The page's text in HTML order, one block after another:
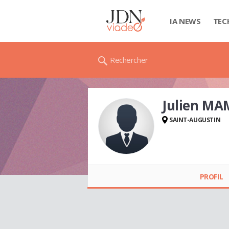
IA NEWS
Rechercher
Julien
SAINT-AUGUSTIN
PROFIL